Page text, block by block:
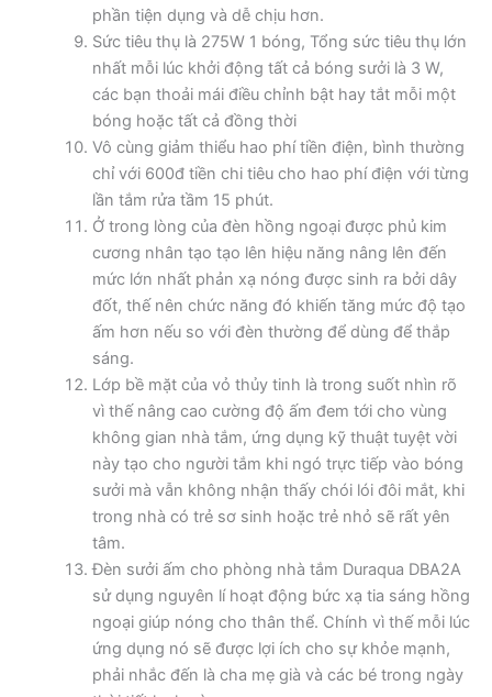
phần tiện dụng và dễ chịu hơn.
Sức tiêu thụ là 275W 1 bóng, Tổng sức tiêu thụ lớn
nhất mỗi lúc khởi động tất cả bóng sưởi là 3 W,
các bạn thoải mái điều chỉnh bật hay tắt mỗi một
bóng hoặc tất cả đồng thời
Vô cùng giảm thiểu hao phí tiền điện, bình thường
chỉ với 600đ tiền chi tiêu cho hao phí điện với từng
lần tắm rửa tầm 15 phút.
Ở trong lòng của đèn hồng ngoại được phủ kim
cương nhân tạo tạo lên hiệu năng nâng lên đến
mức lớn nhất phản xạ nóng được sinh ra bởi dây
đốt, thế nên chức năng đó khiến tăng mức độ tạo
ấm hơn nếu so với đèn thường để dùng để thắp
sáng.
Lớp bề mặt của vỏ thủy tinh là trong suốt nhìn rõ
vì thế nâng cao cường độ ấm đem tới cho vùng
không gian nhà tắm, ứng dụng kỹ thuật tuyệt vời
này tạo cho người tắm khi ngó trực tiếp vào bóng
sưởi mà vẫn không nhận thấy chói lói đôi mắt, khi
trong nhà có trẻ sơ sinh hoặc trẻ nhỏ sẽ rất yên
tâm.
Đèn sưởi ấm cho phòng nhà tắm Duraqua DBA2A
sử dụng nguyên lí hoạt động bức xạ tia sáng hồng
ngoại giúp nóng cho thân thể. Chính vì thế mỗi lúc
ứng dụng nó sẽ được lợi ích cho sự khỏe mạnh,
phải nhắc đến là cha mẹ già và các bé trong ngày